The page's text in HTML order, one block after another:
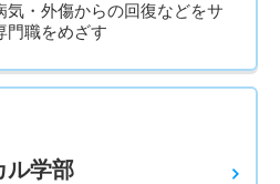
気・外傷からの回復などをサ
門職をめざす
ル学部